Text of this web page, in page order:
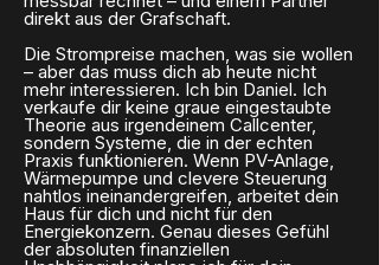
direkt aus der Grafschaft.
Die Strompreise machen, was sie wollen
– aber das muss dich ab heute nicht
mehr interessieren. Ich bin Daniel. Ich
verkaufe dir keine graue eingestaubte
Theorie aus irgendeinem Callcenter,
sondern Systeme, die in der echten
Praxis funktionieren. Wenn PV-Anlage,
Wärmepumpe und clevere Steuerung
nahtlos ineinandergreifen, arbeitet dein
Haus für dich und nicht für den
Energiekonzern. Genau dieses Gefühl
der absoluten finanziellen